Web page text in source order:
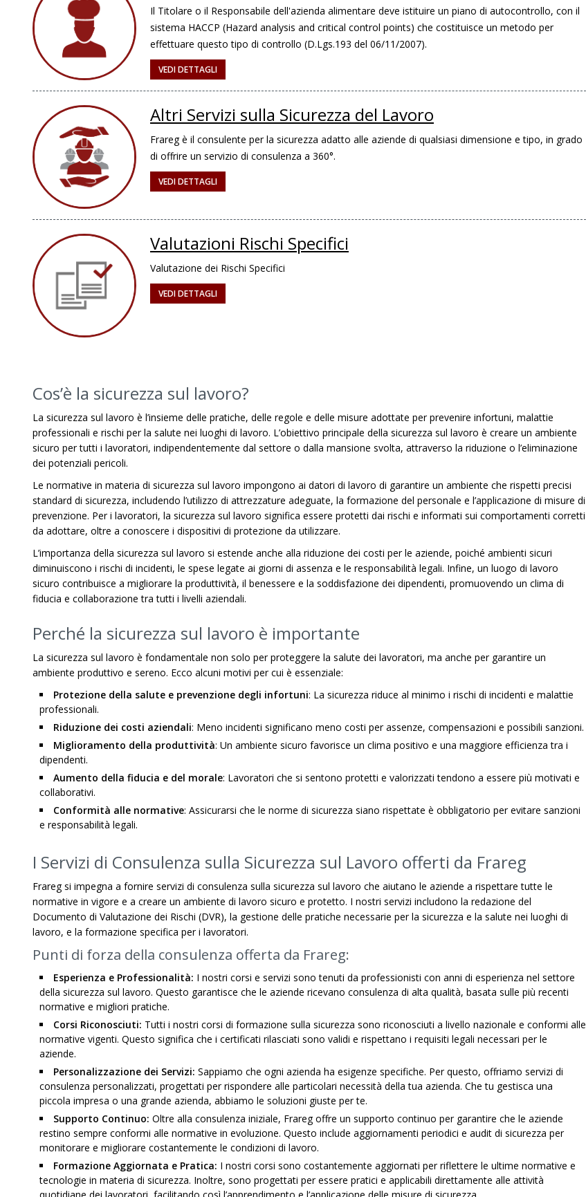
Il Titolare o il Responsabile dell'azienda alimentare deve istituire un piano di autocontrollo, con il
sistema HACCP (Hazard analysis and critical control points) che costituisce un metodo per
effettuare questo tipo di controllo (D.Lgs.193 del 06/11/2007).
VEDI DETTAGLI
Altri Servizi sulla Sicurezza del Lavoro
Frareg è il consulente per la sicurezza adatto alle aziende di qualsiasi dimensione e tipo, in grado
di offrire un servizio di consulenza a 360°.
VEDI DETTAGLI
Valutazioni Rischi Specifici
Valutazione dei Rischi Specifici
VEDI DETTAGLI
Cos’è la sicurezza sul lavoro?
La sicurezza sul lavoro è l’insieme delle pratiche, delle regole e delle misure adottate per prevenire infortuni, malattie
professionali e rischi per la salute nei luoghi di lavoro. L’obiettivo principale della sicurezza sul lavoro è creare un ambiente
sicuro per tutti i lavoratori, indipendentemente dal settore o dalla mansione svolta, attraverso la riduzione o l’eliminazione
dei potenziali pericoli.
Le normative in materia di sicurezza sul lavoro impongono ai datori di lavoro di garantire un ambiente che rispetti precisi
standard di sicurezza, includendo l’utilizzo di attrezzature adeguate, la formazione del personale e l’applicazione di misure di
prevenzione. Per i lavoratori, la sicurezza sul lavoro significa essere protetti dai rischi e informati sui comportamenti corretti
da adottare, oltre a conoscere i dispositivi di protezione da utilizzare.
L’importanza della sicurezza sul lavoro si estende anche alla riduzione dei costi per le aziende, poiché ambienti sicuri
diminuiscono i rischi di incidenti, le spese legate ai giorni di assenza e le responsabilità legali. Infine, un luogo di lavoro
sicuro contribuisce a migliorare la produttività, il benessere e la soddisfazione dei dipendenti, promuovendo un clima di
fiducia e collaborazione tra tutti i livelli aziendali.
Perché la sicurezza sul lavoro è importante
La sicurezza sul lavoro è fondamentale non solo per proteggere la salute dei lavoratori, ma anche per garantire un
ambiente produttivo e sereno. Ecco alcuni motivi per cui è essenziale:
Protezione della salute e prevenzione degli infortuni: La sicurezza riduce al minimo i rischi di incidenti e malattie
professionali.
Riduzione dei costi aziendali: Meno incidenti significano meno costi per assenze, compensazioni e possibili sanzioni.
Miglioramento della produttività: Un ambiente sicuro favorisce un clima positivo e una maggiore efficienza tra i
dipendenti.
Aumento della fiducia e del morale: Lavoratori che si sentono protetti e valorizzati tendono a essere più motivati e
collaborativi.
Conformità alle normative: Assicurarsi che le norme di sicurezza siano rispettate è obbligatorio per evitare sanzioni
e responsabilità legali.
I Servizi di Consulenza sulla Sicurezza sul Lavoro offerti da Frareg
Frareg si impegna a fornire servizi di consulenza sulla sicurezza sul lavoro che aiutano le aziende a rispettare tutte le
normative in vigore e a creare un ambiente di lavoro sicuro e protetto. I nostri servizi includono la redazione del
Documento di Valutazione dei Rischi (DVR), la gestione delle pratiche necessarie per la sicurezza e la salute nei luoghi di
lavoro, e la formazione specifica per i lavoratori.
Punti di forza della consulenza offerta da Frareg:
Esperienza e Professionalità: I nostri corsi e servizi sono tenuti da professionisti con anni di esperienza nel settore
della sicurezza sul lavoro. Questo garantisce che le aziende ricevano consulenza di alta qualità, basata sulle più recenti
normative e migliori pratiche.
Corsi Riconosciuti: Tutti i nostri corsi di formazione sulla sicurezza sono riconosciuti a livello nazionale e conformi alle
normative vigenti. Questo significa che i certificati rilasciati sono validi e rispettano i requisiti legali necessari per le
aziende.
Personalizzazione dei Servizi: Sappiamo che ogni azienda ha esigenze specifiche. Per questo, offriamo servizi di
consulenza personalizzati, progettati per rispondere alle particolari necessità della tua azienda. Che tu gestisca una
piccola impresa o una grande azienda, abbiamo le soluzioni giuste per te.
Supporto Continuo: Oltre alla consulenza iniziale, Frareg offre un supporto continuo per garantire che le aziende
restino sempre conformi alle normative in evoluzione. Questo include aggiornamenti periodici e audit di sicurezza per
monitorare e migliorare costantemente le condizioni di lavoro.
Formazione Aggiornata e Pratica: I nostri corsi sono costantemente aggiornati per riflettere le ultime normative e
tecnologie in materia di sicurezza. Inoltre, sono progettati per essere pratici e applicabili direttamente alle attività